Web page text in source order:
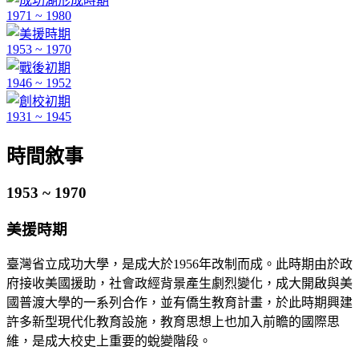
1971 ~ 1980
1953 ~ 1970
1946 ~ 1952
1931 ~ 1945
時間敘事
1953 ~ 1970
美援時期
臺灣省立成功大學，是成大於1956年改制而成。此時期由於政
府接收美國援助，社會政經背景產生劇烈變化，成大開啟與美
國普渡大學的一系列合作，並有僑生教育計畫，於此時期興建
許多新型現代化教育設施，教育思想上也加入前瞻的國際思
維，是成大校史上重要的蛻變階段。